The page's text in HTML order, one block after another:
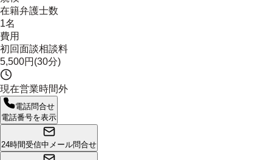
在籍弁護士数
1名
費用
初回面談相談料
5,500円(30分)
現在営業時間外
電話問合せ
電話番号を表示
24時間受信中 メール問合せ